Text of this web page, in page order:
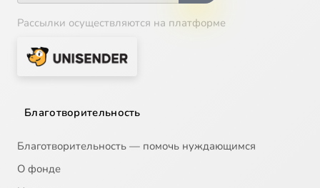
Рассылки осуществляются на платформе
Благотворительность
Благотворительность — помочь нуждающимся
О фонде